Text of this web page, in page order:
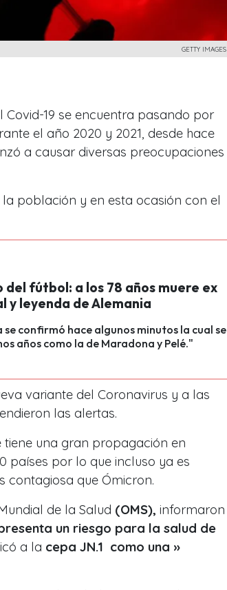
GETTY IMAGES
19 se encuentra pasando por
el año 2020 y 2021, desde hace
a causar diversas preocupaciones
población y en esta ocasión con el
del fútbol: a los 78 años muere ex
y leyenda de Alemania
confirmó hace algunos minutos la cual se
años como la de Maradona y Pelé."
variante del Coronavirus y a las
las alertas.
una gran propagación en
países por lo que incluso ya es
contagiosa que Ómicron.
de la Salud (OMS), informaron
un riesgo para la salud de
a la cepa JN.1 como una »